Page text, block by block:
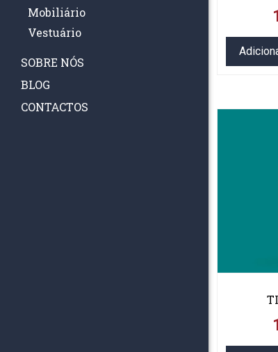
Mobiliário
Vestuário
SOBRE NÓS
BLOG
CONTACTOS